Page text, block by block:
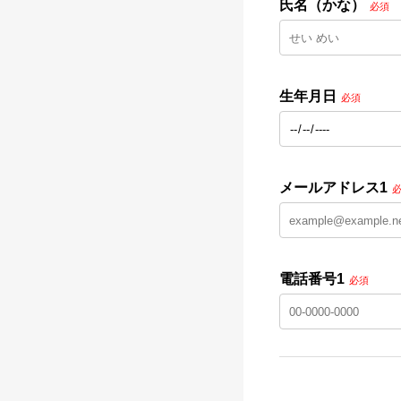
氏名（かな） 必須
生年月日 必須
メールアドレス1
電話番号1 必須